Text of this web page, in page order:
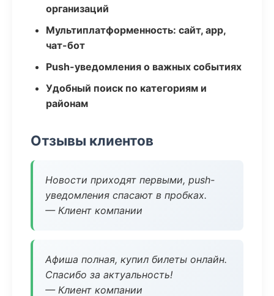
организаций
Мультиплатформенность: сайт, app,
чат-бот
Push-уведомления о важных событиях
Удобный поиск по категориям и
районам
Отзывы клиентов
Новости приходят первыми, push-
уведомления спасают в пробках.
— Клиент компании
Афиша полная, купил билеты онлайн.
Спасибо за актуальность!
— Клиент компании